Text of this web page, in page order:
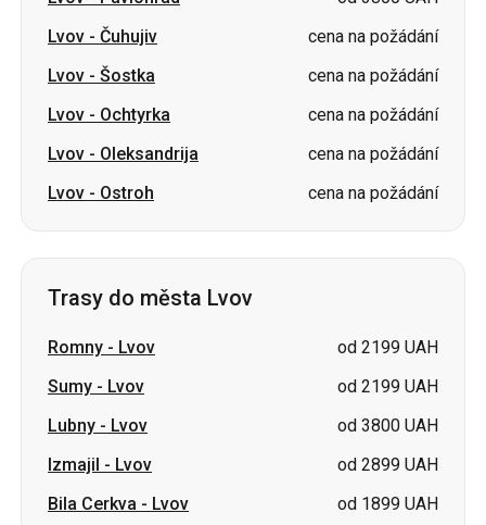
Lvov - Čuhujiv
cena na požádání
Lvov - Šostka
cena na požádání
Lvov - Ochtyrka
cena na požádání
Lvov - Oleksandrija
cena na požádání
Lvov - Ostroh cena na požádání
Trasy do města Lvov
Romny - Lvov
od 2199 UAH
Sumy - Lvov
od 2199 UAH
Lubny - Lvov
od 3800 UAH
Izmajil - Lvov
od 2899 UAH
Bila Cerkva - Lvov
od 1899 UAH